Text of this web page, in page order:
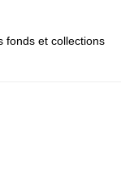
fonds et collections